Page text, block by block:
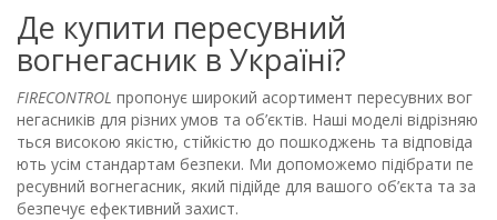
Де купити пересувний
вогнегасник в Україні?
FIRECONTROL пропонує широкий асортимент пересувних вог
негасників для різних умов та об’єктів. Наші моделі відрізняю
ться високою якістю, стійкістю до пошкоджень та відповіда
ють усім стандартам безпеки. Ми допоможемо підібрати пе
ресувний вогнегасник, який підійде для вашого об’єкта та за
безпечує ефективний захист.